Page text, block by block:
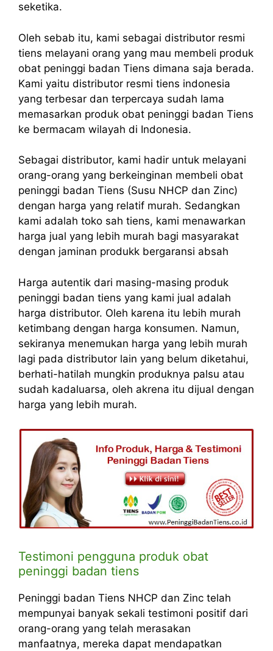
seketika.
Oleh sebab itu, kami sebagai distributor resmi
tiens melayani orang yang mau membeli produk
obat peninggi badan Tiens dimana saja berada.
Kami yaitu distributor resmi tiens indonesia
yang terbesar dan terpercaya sudah lama
memasarkan produk obat peninggi badan Tiens
ke bermacam wilayah di Indonesia.
Sebagai distributor, kami hadir untuk melayani
orang-orang yang berkeinginan membeli obat
peninggi badan Tiens (Susu NHCP dan Zinc)
dengan harga yang relatif murah. Sedangkan
kami adalah toko sah tiens, kami menawarkan
harga jual yang lebih murah bagi masyarakat
dengan jaminan produkk bergaransi absah
Harga autentik dari masing-masing produk
peninggi badan tiens yang kami jual adalah
harga distributor. Oleh karena itu lebih murah
ketimbang dengan harga konsumen. Namun,
sekiranya menemukan harga yang lebih murah
lagi pada distributor lain yang belum diketahui,
berhati-hatilah mungkin produknya palsu atau
sudah kadaluarsa, oleh akrena itu dijual dengan
harga yang lebih murah.
Testimoni pengguna produk obat
peninggi badan tiens
Peninggi badan Tiens NHCP dan Zinc telah
mempunyai banyak sekali testimoni positif dari
orang-orang yang telah merasakan
manfaatnya, mereka dapat mendapatkan